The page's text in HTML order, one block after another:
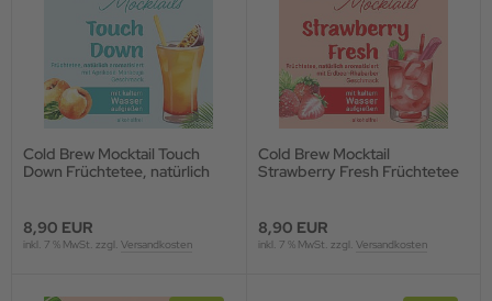
Cold Brew Mocktail Touch
Down Früchtetee, natürlich
8,90 EUR
inkl. 7 % MwSt. zzgl. Versandkosten
Cold Brew Mocktail
Strawberry Fresh Früchtetee
8,90 EUR
inkl. 7 % MwSt. zzgl. Versandkosten